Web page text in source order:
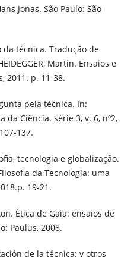
Jonas. São Paulo: São
da técnica. Tradução de
Martin. Ensaios e
2011. p. 11-38.
pela técnica. In:
da Ciência. série 3, v. 6, nº2,
137.
tecnologia e globalização.
da Tecnologia: uma
19-21.
Ética de Gaia: ensaios de
Paulus, 2008.
de la técnica: y otros